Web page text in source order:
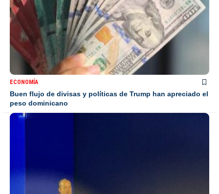
ECONOMÍA
Buen flujo de divisas y políticas de Trump han apreciado el
peso dominicano